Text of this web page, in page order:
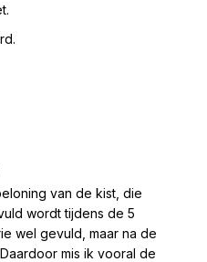
van de kist, die
wordt tijdens de 5
wel gevuld, maar na de
mis ik vooral de